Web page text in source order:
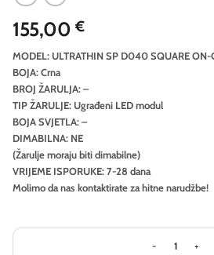
155,00€
MODEL: ULTRATHIN SP D040 SQUARE ON-
BOJA: Crna
BROJ ŽARULJA: –
TIP ŽARULJE: Ugrađeni LED modul
BOJA SVJETLA: –
DIMABILNA: NE
(Žarulje moraju biti dimabilne)
VRIJEME ISPORUKE: 7-28 dana
Molimo da nas kontaktirate za hitne narudžbe!
Visilica